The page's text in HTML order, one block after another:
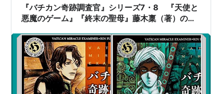
ーレンです。世界的に有名な大物犯罪者の2人に、溺愛…
『バチカン奇跡調査官』シリーズ7・8 『天使と
悪魔のゲーム』『終末の聖母』藤木稟（著）の感